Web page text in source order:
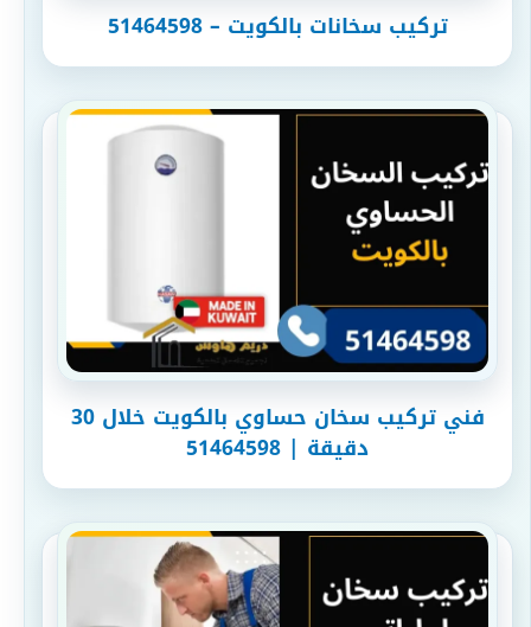
تركيب سخانات بالكويت – 51464598
فني تركيب سخان حساوي بالكويت خلال 30
دقيقة | 51464598